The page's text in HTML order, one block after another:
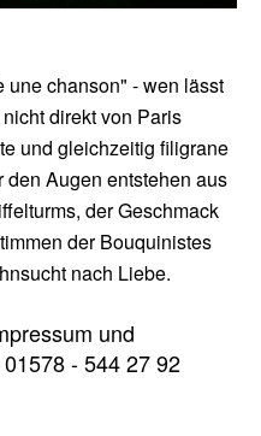
chanson" - wen lässt
direkt von Paris
und gleichzeitig filigrane
Augen entstehen aus
der Geschmack
der Bouquinistes
nach Liebe.
und
- 544 27 92